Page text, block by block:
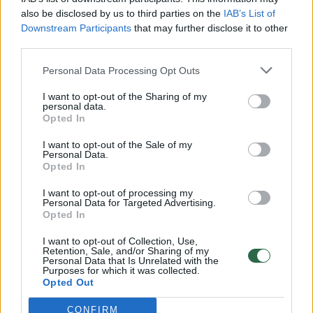
also be disclosed by us to third parties on the IAB’s List of
Downstream Participants that may further disclose it to other
Personal Data Processing Opt Outs
I want to opt-out of the Sharing of my
personal data.
Opted In
I want to opt-out of the Sale of my
Personal Data.
Opted In
I want to opt-out of processing my
Personal Data for Targeted Advertising.
Opted In
I want to opt-out of Collection, Use,
Retention, Sale, and/or Sharing of my
Personal Data that Is Unrelated with the
Purposes for which it was collected.
Opted Out
CONFIRM
vaiko gyvybių išgelbėti nepavyko
Žinios | Lietuvos diena
00:00:57
Savaitės vidurys nusimato karštas: temperatūra kils iki
32 laipsnių šilumos
Žinios | Orai
00:15:54
V. Zalužno pasisakymą laiko bandymu įsitvirtinti
Laidos | Nauja diena
00:00:57
Sinoptikai atsakė, kokiais orais užbaigsime darbo
savaitę: karščiai atsitrauks